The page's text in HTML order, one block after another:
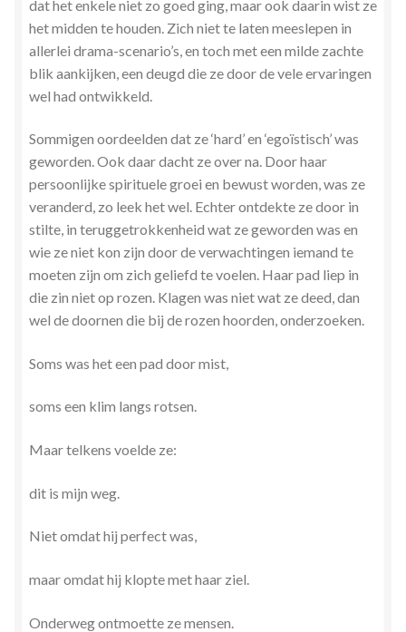
dat het enkele niet zo goed ging, maar ook daarin wist ze
het midden te houden. Zich niet te laten meeslepen in
allerlei drama-scenario’s, en toch met een milde zachte
blik aankijken, een deugd die ze door de vele ervaringen
wel had ontwikkeld.
Sommigen oordeelden dat ze ‘hard’ en ‘egoïstisch’ was
geworden. Ook daar dacht ze over na. Door haar
persoonlijke spirituele groei en bewust worden, was ze
veranderd, zo leek het wel. Echter ontdekte ze door in
stilte, in teruggetrokkenheid wat ze geworden was en
wie ze niet kon zijn door de verwachtingen iemand te
moeten zijn om zich geliefd te voelen. Haar pad liep in
die zin niet op rozen. Klagen was niet wat ze deed, dan
wel de doornen die bij de rozen hoorden, onderzoeken.
Soms was het een pad door mist,
soms een klim langs rotsen.
Maar telkens voelde ze:
dit is mijn weg.
Niet omdat hij perfect was,
maar omdat hij klopte met haar ziel.
Onderweg ontmoette ze mensen.